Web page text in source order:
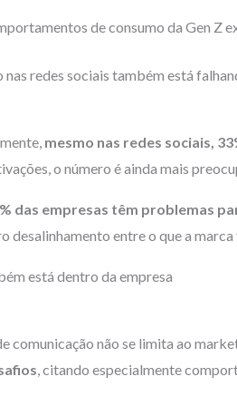
de consumo da Gen Z
nas redes sociais também está
mesmo nas redes sociais,
o número é ainda mais
das empresas têm problemas
desalinhamento entre o que a
está dentro da empresa
comunicação não se limita ao
, citando especialmente